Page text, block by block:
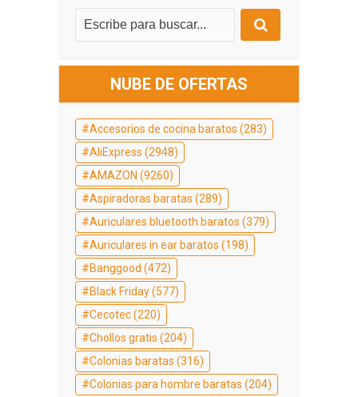
NUBE DE OFERTAS
Accesorios de cocina baratos (283)
AliExpress (2948)
AMAZON (9260)
Aspiradoras baratas (289)
Auriculares bluetooth baratos (379)
Auriculares in ear baratos (198)
Banggood (472)
Black Friday(577)
Cecotec(220)
Chollos gratis (204)
Colonias baratas (316)
Colonias para hombre baratas (204)